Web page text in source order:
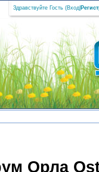
Здравствуйте Гость (Вход
Орла